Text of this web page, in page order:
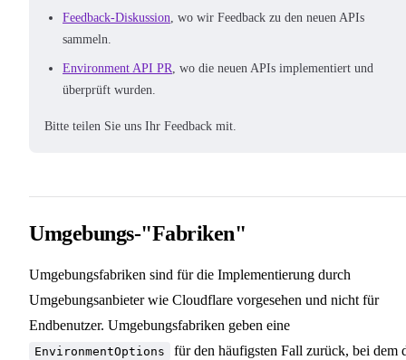
Feedback-Diskussion, wo wir Feedback zu den neuen APIs
sammeln.
Environment API PR, wo die neuen APIs implementiert und
überprüft wurden.
Bitte teilen Sie uns Ihr Feedback mit.
Umgebungs-"Fabriken"
Umgebungsfabriken sind für die Implementierung durch
Umgebungsanbieter wie Cloudflare vorgesehen und nicht für
Endbenutzer. Umgebungsfabriken geben eine
EnvironmentOptions
für den häufigsten Fall zurück, bei dem